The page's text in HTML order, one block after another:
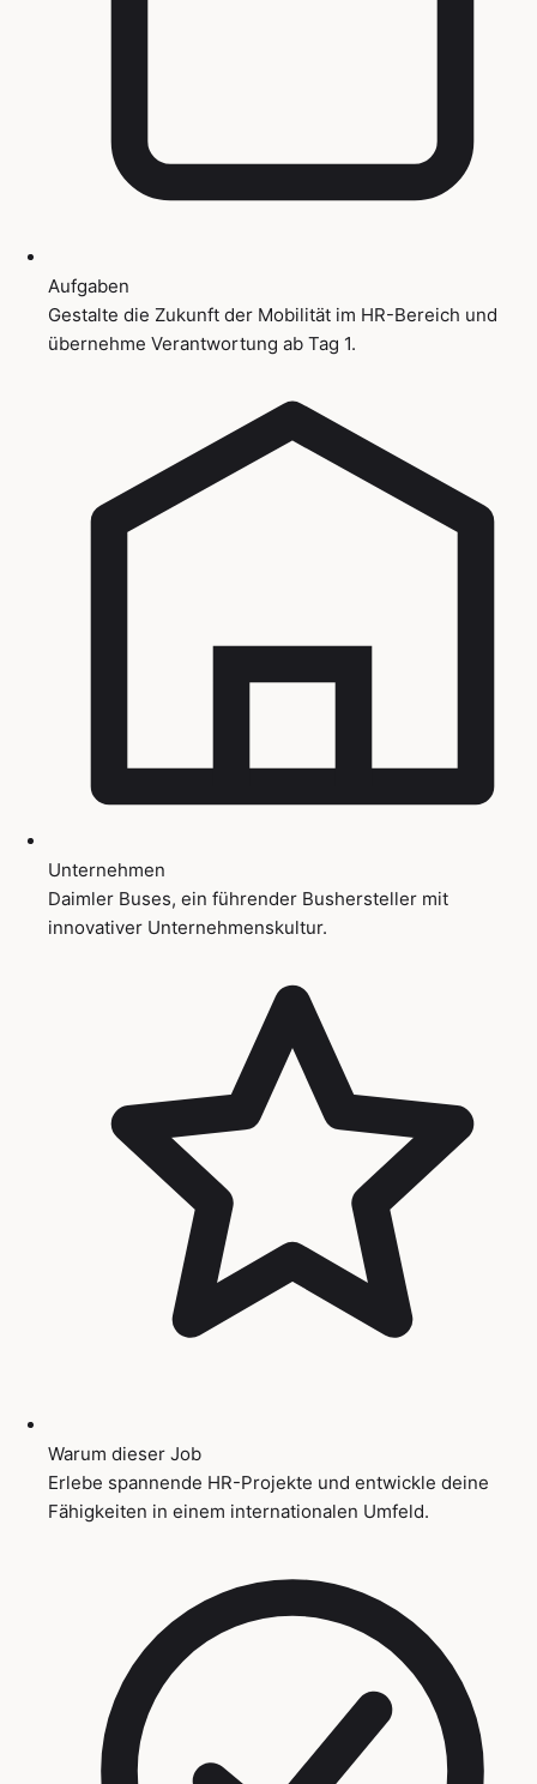
Aufgaben
Gestalte die Zukunft der Mobilität im HR-Bereich und
übernehme Verantwortung ab Tag 1.
Unternehmen
Daimler Buses, ein führender Bushersteller mit
innovativer Unternehmenskultur.
Warum dieser Job
Erlebe spannende HR-Projekte und entwickle deine
Fähigkeiten in einem internationalen Umfeld.